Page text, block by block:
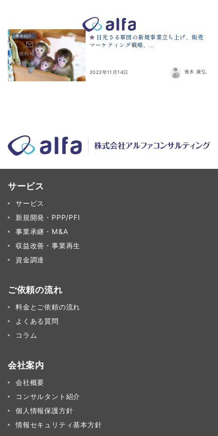
無料相談
株式会社アルファコンサルティング｜ホテル・旅館・観光業の事
事例紹介
日光さる軍団の新規事業立ち上げ、販売
マーケティング戦略、...
2022年11月14日 青木 康弘
サービス
サービス
新規開発・PPP/PFI
事業承継・M&A
収益改善・事業再生
資金調達
ご依頼の流れ
料金とご依頼の流れ
よくある質問
コラム
会社案内
会社概要
コンサルタント紹介
個人情報保護方針
情報セキュリティ基本方針